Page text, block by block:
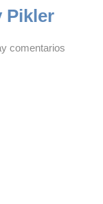
Pikler
comentarios